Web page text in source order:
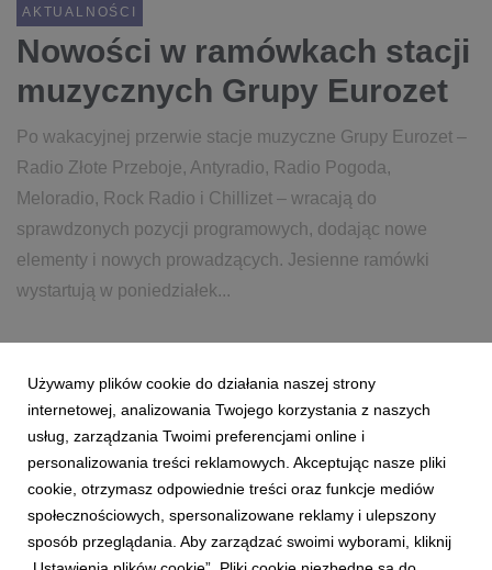
AKTUALNOŚCI
Nowości w ramówkach stacji
muzycznych Grupy Eurozet
Po wakacyjnej przerwie stacje muzyczne Grupy Eurozet –
Radio Złote Przeboje, Antyradio, Radio Pogoda,
Meloradio, Rock Radio i Chillizet – wracają do
sprawdzonych pozycji programowych, dodając nowe
elementy i nowych prowadzących. Jesienne ramówki
wystartują w poniedziałek...
ZŁOTE PRZEBOJE ANTYRADIO RADIO POGODA
ROCK RADIO CHILLIZET RAMÓWKA
RADIO MEDIA PROGRAM
Używamy plików cookie do działania naszej strony
internetowej, analizowania Twojego korzystania z naszych
usług, zarządzania Twoimi preferencjami online i
personalizowania treści reklamowych. Akceptując nasze pliki
cookie, otrzymasz odpowiednie treści oraz funkcje mediów
społecznościowych, spersonalizowane reklamy i ulepszony
sposób przeglądania. Aby zarządzać swoimi wyborami, kliknij